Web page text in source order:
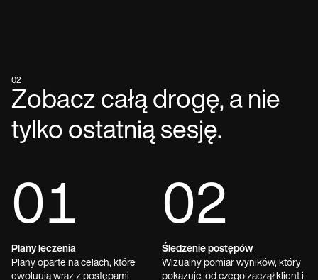
02
Zobacz całą drogę, a nie
tylko ostatnią sesję.
01
Plany leczenia
Plany oparte na celach, które
ewoluują wraz z postępami
02
Śledzenie postępów
Wizualny pomiar wyników, który
pokazuje, od czego zaczął klient i